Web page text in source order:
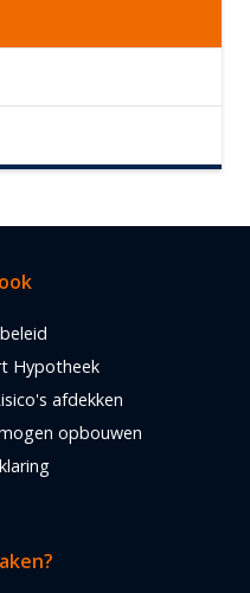
Hypotheek
afdekken
opbouwen